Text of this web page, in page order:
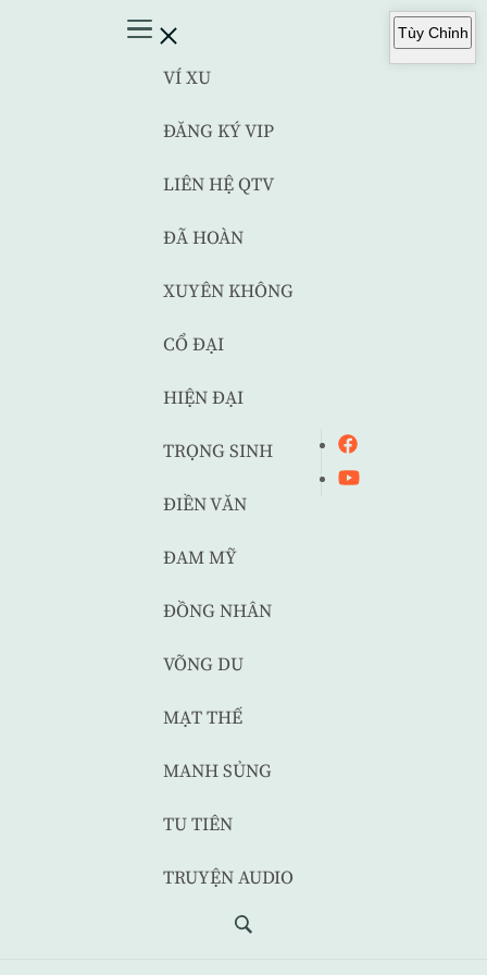
VÍ XU
ĐĂNG KÝ VIP
LIÊN HỆ QTV
ĐÃ HOÀN
XUYÊN KHÔNG
CỔ ĐẠI
HIỆN ĐẠI
TRỌNG SINH
ĐIỀN VĂN
ĐAM MỸ
ĐỒNG NHÂN
VÕNG DU
MẠT THẾ
MANH SỦNG
TU TIÊN
TRUYỆN AUDIO
Tùy Chỉnh